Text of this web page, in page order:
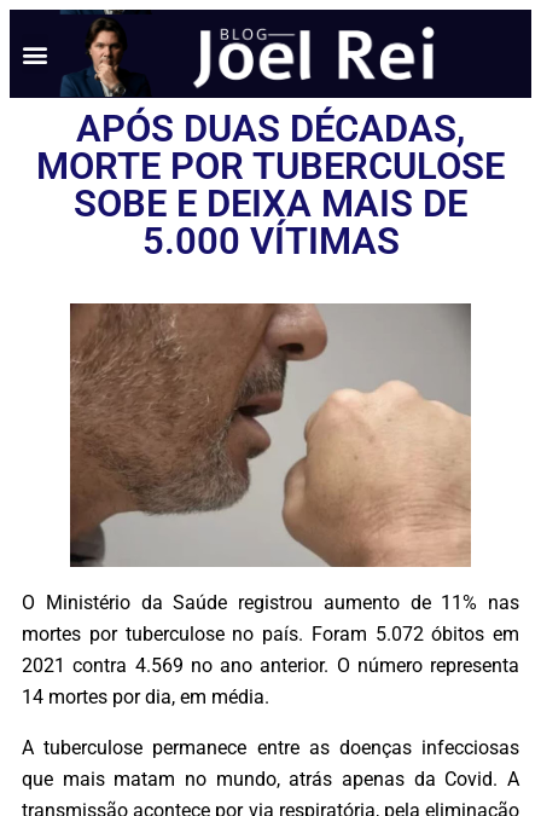
APÓS DUAS DÉCADAS,
MORTE POR TUBERCULOSE
SOBE E DEIXA MAIS DE
5.000 VÍTIMAS
O Ministério da Saúde registrou aumento de 11% nas
mortes por tuberculose no país. Foram 5.072 óbitos em
2021 contra 4.569 no ano anterior. O número representa
14 mortes por dia, em média.
A tuberculose permanece entre as doenças infecciosas
que mais matam no mundo, atrás apenas da Covid. A
transmissão acontece por via respiratória, pela eliminação